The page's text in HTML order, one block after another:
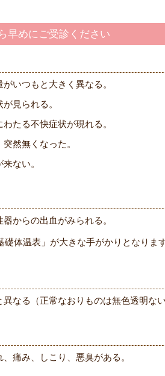
早めにご受診ください
いつもと大きく異なる。
見られる。
たる不快症状が現れる。
然無くなった。
ない。
からの出血がみられる。
体温表」が大きな手がかりとなりま
なる（正常なおりものは無色透明な
痛み、しこり、悪臭がある。